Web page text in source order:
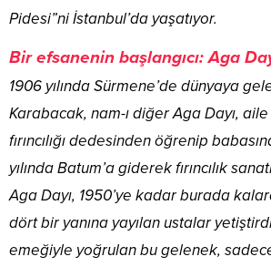
Pidesi”ni İstanbul’da yaşatıyor.
Bir efsanenin başlangıcı: Aga
1906 yılında Sürmene’de dünyaya
Karabacak, nam-ı diğer Aga Dayı,
fırıncılığı dedesinden öğrenip
yılında Batum’a giderek fırıncılık
Aga Dayı, 1950’ye kadar burada
dört bir yanına yayılan ustalar
emeğiyle yoğrulan bu gelenek,